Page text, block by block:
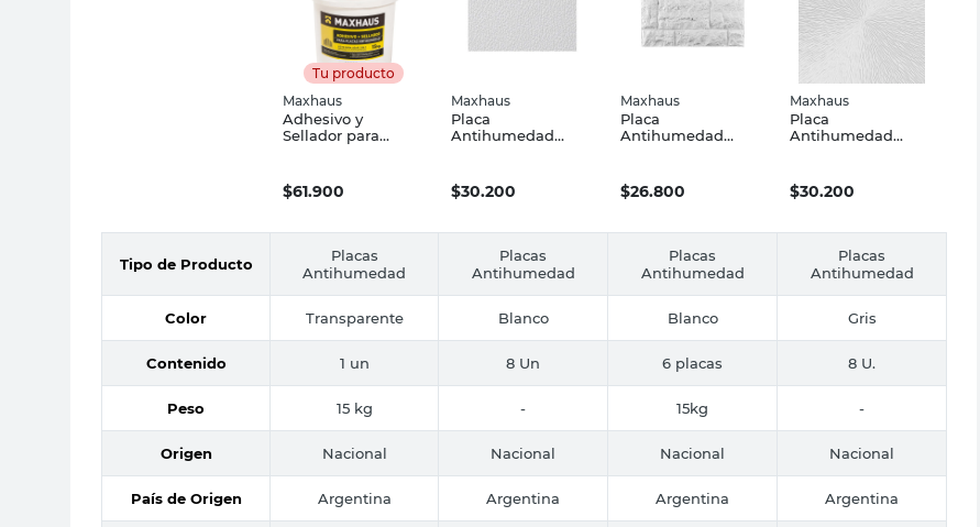
Tu producto
Maxhaus
Adhesivo y
Sellador para
Kg Maxhaus
$61.900
Maxhaus
Placa
Antihumedad
$30.200
Maxhaus
Placa
Antihumedad
Maxhaus
$26.800
Maxhaus
Placa
Antihumedad
$30.200
Tipo de Producto
Placas
Antihumedad
Placas
Antihumedad
Placas
Antihumedad
Placas
Antihumedad
Color Transparente Blanco Blanco Gris
Contenido 1 un 8 Un 6 placas 8 U.
Peso 15 kg - 15kg -
Origen Nacional Nacional Nacional Nacional
País de Origen Argentina Argentina Argentina Argentina